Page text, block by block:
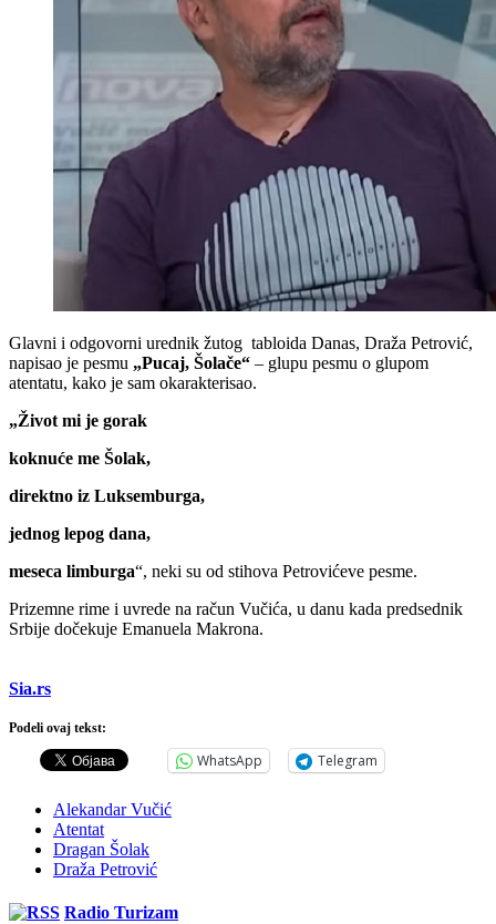
Glavni i odgovorni urednik žutog tabloida Danas, Draža Petrović,
napisao je pesmu „Pucaj, Šolače“ – glupu pesmu o glupom
atentatu, kako je sam okarakterisao.
„Život mi je gorak
koknuće me Šolak,
direktno iz Luksemburga,
jednog lepog dana,
meseca limburga“, neki su od stihova Petrovićeve pesme.
Prizemne rime i uvrede na račun Vučića, u danu kada predsednik
Srbije dočekuje Emanuela Makrona.
Sia.rs
Podeli ovaj tekst:
WhatsApp Telegram
Alekandar Vučić
Atentat
Dragan Šolak
Draža Petrović
Radio Turizam